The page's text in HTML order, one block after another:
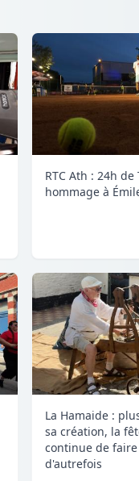
RTC Ath : 24h de
hommage à
La Hamaide :
sa création, la
continue de
d'autrefois